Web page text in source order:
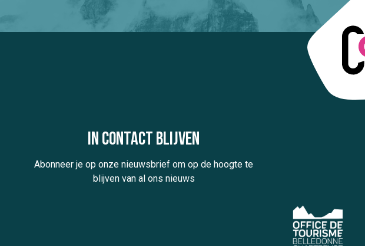
In contact blijven
Abonneer je op onze nieuwsbrief om op de hoogte te
blijven van al ons nieuws